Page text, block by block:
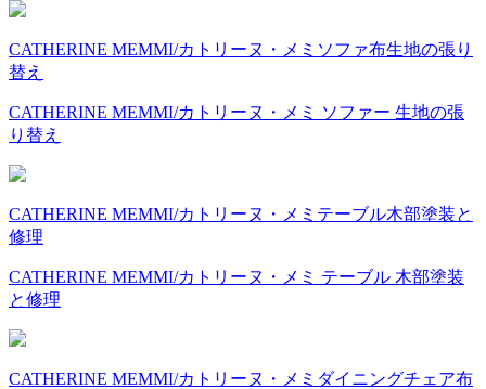
CATHERINE MEMMI/カトリーヌ・メミ ソファ布生地の張り
替え
CATHERINE MEMMI/カトリーヌ・メミ ソファー 生地の張
り替え
CATHERINE MEMMI/カトリーヌ・メミ テーブル木部塗装と
修理
CATHERINE MEMMI/カトリーヌ・メミ テーブル 木部塗装
と修理
CATHERINE MEMMI/カトリーヌ・メミ ダイニングチェア布